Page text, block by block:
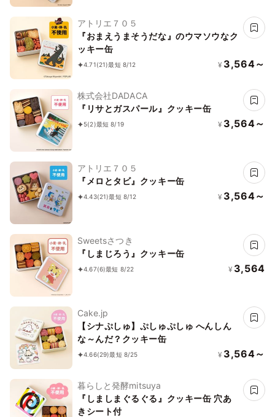
アトリエ７０５
『おまえうまそうだな』のウマソウなク
ッキー缶
4.71(21)最短 8/12 ¥ 3,564～
株式会社DADACA
『リサとガスパール』クッキー缶
5(2)最短 8/19 ¥ 3,564～
アトリエ７０５
『メロとタビ』クッキー缶
4.43(21)最短 8/12 ¥ 3,564～
Sweetsさつき
『しまじろう』クッキー缶
4.67(6)最短 8/22 ¥ 3,564
Cake.jp
【シナぷしゅ】ぷしゅぷしゅ へんしん
な～んだ？クッキー缶
4.66(29)最短 8/25 ¥ 3,564～
暮らしと発酵mitsuya
『しましまぐるぐる』クッキー缶 穴あ
きシート付